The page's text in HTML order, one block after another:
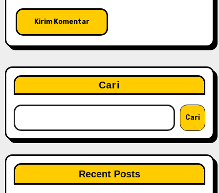
Cari
Cari
Recent Posts